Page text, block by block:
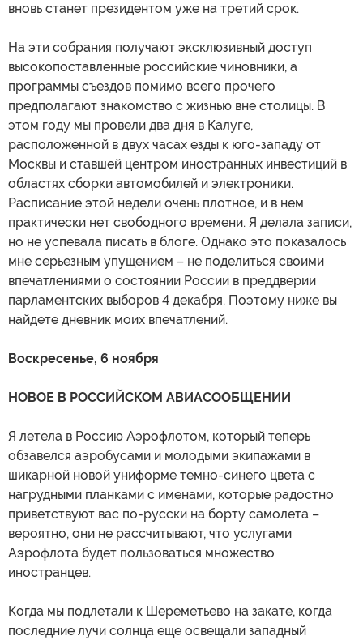
вновь станет президентом уже на третий срок.
На эти собрания получают эксклюзивный доступ
высокопоставленные российские чиновники, а
программы съездов помимо всего прочего
предполагают знакомство с жизнью вне столицы. В
этом году мы провели два дня в Калуге,
расположенной в двух часах езды к юго-западу от
Москвы и ставшей центром иностранных инвестиций в
областях сборки автомобилей и электроники.
Расписание этой недели очень плотное, и в нем
практически нет свободного времени. Я делала записи,
но не успевала писать в блоге. Однако это показалось
мне серьезным упущением – не поделиться своими
впечатлениями о состоянии России в преддверии
парламентских выборов 4 декабря. Поэтому ниже вы
найдете дневник моих впечатлений.
Воскресенье, 6 ноября
НОВОЕ В РОССИЙСКОМ АВИАСООБЩЕНИИ
Я летела в Россию Аэрофлотом, который теперь
обзавелся аэробусами и молодыми экипажами в
шикарной новой униформе темно-синего цвета с
нагрудными планками с именами, которые радостно
приветствуют вас по-русски на борту самолета –
вероятно, они не рассчитывают, что услугами
Аэрофлота будет пользоваться множество
иностранцев.
Когда мы подлетали к Шереметьево на закате, когда
последние лучи солнца еще освещали западный